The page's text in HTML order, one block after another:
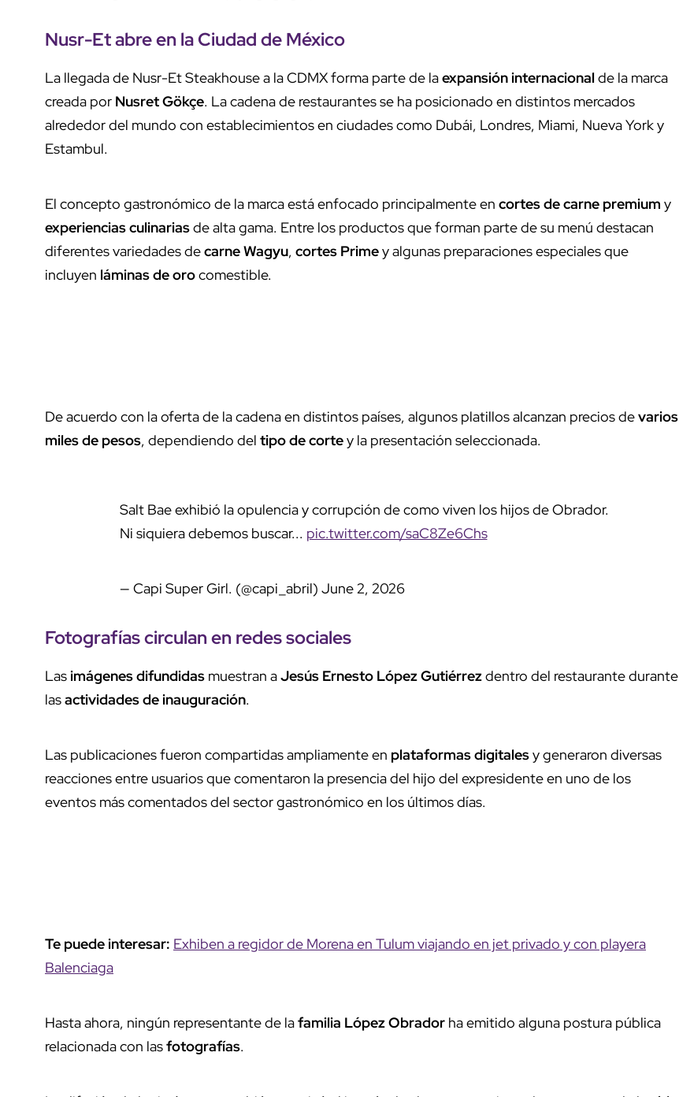
Nusr-Et abreen laCiudad de México
La llegada de Nusr-Et Steakhouse a la CDMX forma parte de laexpansión internacionalde la marca
creada por Nusret Gökçe. La cadena de restaurantes se ha posicionado en distintos mercados
alrededor del mundo con establecimientos en ciudades como Dubái, Londres, Miami, Nueva York y
Estambul.
El concepto gastronómico de la marca está enfocado principalmente en cortes de carne premium y
experiencias culinariasde alta gama. Entre los productos que forman parte de su menú destacan
diferentes variedades decarne Wagyu, cortes Primey algunas preparaciones especiales que
incluyen láminas de orocomestible.
De acuerdo con la oferta de la cadena en distintos países, algunos platillos alcanzan precios devarios
miles de pesos, dependiendo del tipo de cortey la presentación seleccionada.
Salt Bae exhibió la opulencia y corrupción de como viven los hijos de Obrador.
Ni siquiera debemos buscar... pic.twitter.com/saC8Ze6Chs
— Capi Super Girl. (@capi_abril) June 2, 2026
Fotografías circulanen redes sociales
Lasimágenes difundidas muestran aJesús Ernesto López Gutiérrezdentro del restaurante durante
lasactividades de inauguración.
Las publicaciones fueron compartidas ampliamente en plataformas digitalesy generaron diversas
reacciones entre usuarios que comentaron la presencia del hijo del expresidente en uno de los
eventos más comentados del sector gastronómico en los últimos días.
Te puede interesar: Exhiben a regidor de Morena en Tulum viajando en jet privado y con playera
Balenciaga
Hasta ahora, ningún representante de lafamilia López Obrador ha emitido alguna postura pública
relacionada con lasfotografías.